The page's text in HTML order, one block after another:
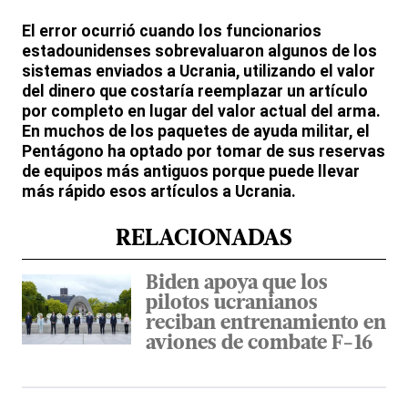
El error ocurrió cuando los funcionarios
estadounidenses sobrevaluaron algunos de los
sistemas enviados a Ucrania, utilizando el valor
del dinero que costaría reemplazar un artículo
por completo en lugar del valor actual del arma.
En muchos de los paquetes de ayuda militar, el
Pentágono ha optado por tomar de sus reservas
de equipos más antiguos porque puede llevar
más rápido esos artículos a Ucrania.
RELACIONADAS
Biden apoya que los
pilotos ucranianos
reciban entrenamiento en
aviones de combate F-16